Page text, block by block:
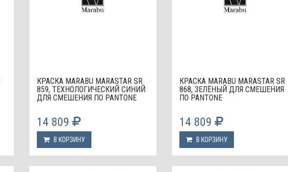
КРАСКА МАRABU MARASTAR SR
859, ТЕХНОЛОГИЧЕСКИЙ СИНИЙ
ДЛЯ СМЕШЕНИЯ ПО PANTONE
14 809
В КОРЗИНУ
КРАСКА МАRABU MARASTAR SR
868, ЗЕЛЁНЫЙ ДЛЯ СМЕШЕНИЯ
ПО PANTONE
14 809
В КОРЗИНУ